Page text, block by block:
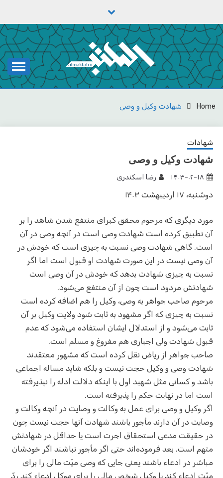
content
مکتب
یادداشت‌های رضا اسکندری
Home شهادت وکیل و وصی
شهادات
شهادت وکیل و وصی
۱۴۰۳-۰۲-۱۸ رضا اسکندری
دوشنبه، ۱۷ اردیبهشت ۱۴۰۳
مورد دیگری که مرحوم محقق کبرای منتفع شدن شاهد را بر
آن تطبیق کرده است شهادت وصی است در آنچه وصی در آن
است. گاهی شهادت وصی نسبت به چیزی است که خودش در
آن وصی نیست در این صورت شهادت او قبول است اما اگر
نسبت به چیزی شهادت بدهد که خودش در آن وصی است
شهادتش مردود است چون از آن منتفع می‌شود.
مرحوم صاحب جواهر به وصی، وکیل را هم اضافه کرده است
نسبت به چیزی که اگر مشهود به ثابت شود ولایت وکیل بر آن
ثابت می‌شود و از استدلال ایشان استفاده می‌شود که عدم
قبول شهادت ولی اجباری هم مفروغ و مسلم است.
صاحب جواهر از ریاض نقل کرده است که مشهور معتقدند
شهادت وصی و وکیل حجت نیست و بلکه شاید مساله اجماعی
باشد و کسانی مثل شهید اول با اینکه دلالت ادله را نپذیرفته
است اما در نهایت حکم را پذیرفته است.
اگر وکیل و وصی برای عمل به وکالت و وصایت در آنچه وکالت و
وصایت در آن دارند مأجور باشند شهادت آنها حجت نیست چون
در حقیقت مدعی استحقاق اجرت است یا حداقل در شهادتش
متهم است. بعد فرموده‌اند حتی اگر مأجور نباشند اگر خودشان
مباشر در ادعاء باشند یعنی جایی که وصی میّت مالی را برای
میّت ادعاء کند یا وکیل شخص مالی را برای موکل ادعاء کند ردّ